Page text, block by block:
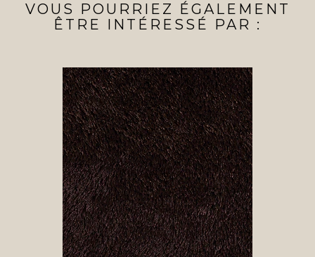
VOUS POURRIEZ ÉGALEMENT
ÊTRE INTÉRESSÉ PAR :